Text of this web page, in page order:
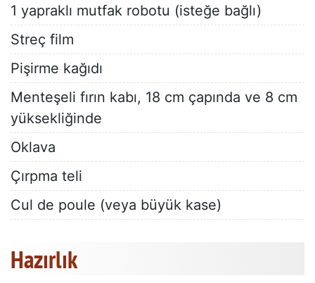
1 yapraklı mutfak robotu (isteğe bağlı)
Streç film
Pişirme kağıdı
Menteşeli fırın kabı, 18 cm çapında ve 8 cm
yüksekliğinde
Oklava
Çırpma teli
Cul de poule (veya büyük kase)
Hazırlık